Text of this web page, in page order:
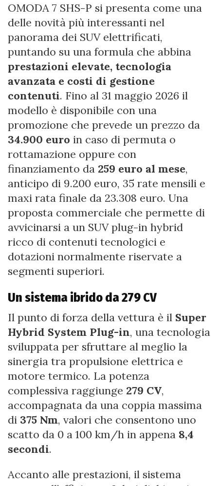
OMODA 7 SHS-P si presenta come una
delle novità più interessanti nel
panorama dei SUV elettrificati,
puntando su una formula che abbina
prestazioni elevate, tecnologia
avanzata e costi di gestione
contenuti. Fino al 31 maggio 2026 il
modello è disponibile con una
promozione che prevede un prezzo da
34.900 euro in caso di permuta o
rottamazione oppure con
finanziamento da 259 euro al mese,
anticipo di 9.200 euro, 35 rate mensili e
maxi rata finale da 23.308 euro. Una
proposta commerciale che permette di
avvicinarsi a un SUV plug-in hybrid
ricco di contenuti tecnologici e
dotazioni normalmente riservate a
segmenti superiori.
Un sistema ibrido da 279 CV
Il punto di forza della vettura è il Super
Hybrid System Plug-in, una tecnologia
sviluppata per sfruttare al meglio la
sinergia tra propulsione elettrica e
motore termico. La potenza
complessiva raggiunge 279 CV,
accompagnata da una coppia massima
di 375 Nm, valori che consentono uno
scatto da 0 a 100 km/h in appena 8,4
secondi.
Accanto alle prestazioni, il sistema